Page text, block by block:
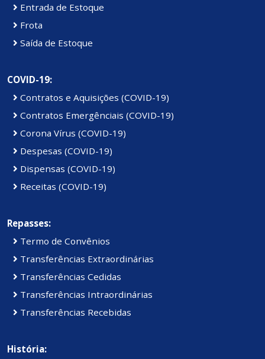
Entrada de Estoque
Frota
Saída de Estoque
COVID-19:
Contratos e Aquisições (COVID-19)
Contratos Emergênciais (COVID-19)
Corona Vírus (COVID-19)
Despesas (COVID-19)
Dispensas (COVID-19)
Receitas (COVID-19)
Repasses:
Termo de Convênios
Transferências Extraordinárias
Transferências Cedidas
Transferências Intraordinárias
Transferências Recebidas
História: